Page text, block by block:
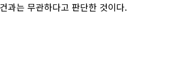
과는 무관하다고 판단한 것이다.